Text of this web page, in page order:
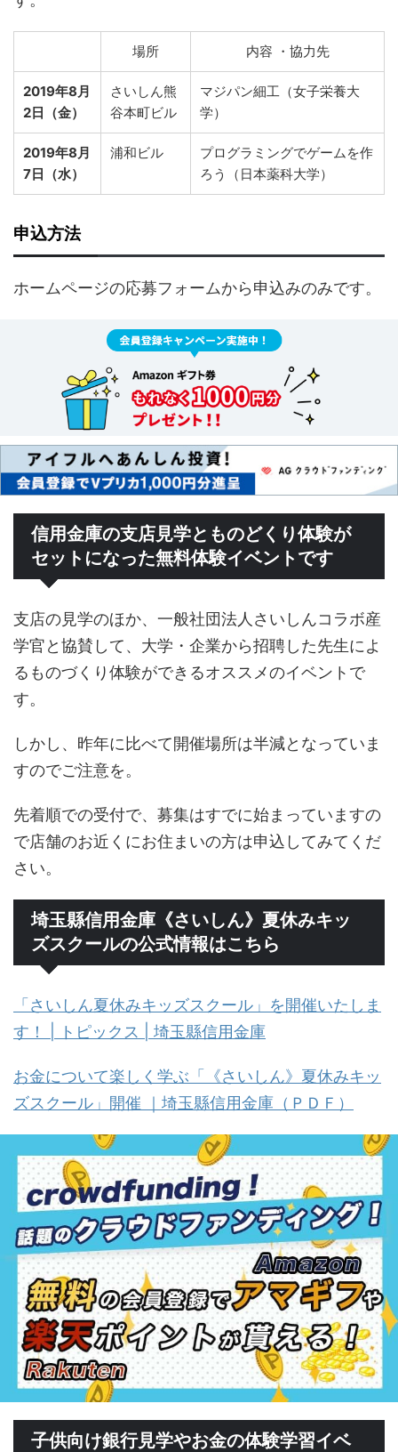
場所 内容 ・協力先
2019年8月
2日（金）
さいしん熊
谷本町ビル
マジパン細工（女子栄養大
学）
2019年8月
7日（水）
浦和ビル
プログラミングでゲームを作
ろう（日本薬科大学）
申込方法
ホームページの応募フォームから申込みのみです。
信用金庫の支店見学とものどくり体験が
セットになった無料体験イベントです
支店の見学のほか、一般社団法⼈さいしんコラボ産
学官と協賛して、大学・企業から招聘した先生によ
るものづくり体験ができるオススメのイベントで
す。
しかし、昨年に比べて開催場所は半減となっていま
すのでご注意を。
先着順での受付で、募集はすでに始まっていますの
で店舗のお近くにお住まいの方は申込してみてくだ
さい。
埼玉縣信用金庫《さいしん》夏休みキッ
ズスクールの公式情報はこちら
「さいしん夏休みキッズスクール」を開催いたしま
す！ | トピックス | 埼玉縣信用金庫
お金について楽しく学ぶ「《さいしん》夏休みキッ
ズスクール」開催 ｜埼玉縣信用金庫（ＰＤＦ）
子供向け銀行見学やお金の体験学習イベ